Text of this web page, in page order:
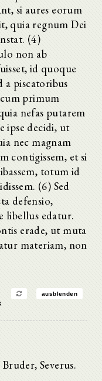
si aures eorum
quia regnum Dei
(4)
non ab
id quoque
a piscatoribus
primum
nefas putarem
ipse decidi, ut
nec magnam
contigissem, et si
totum id
(6) Sed
defensio,
libellus edatur.
erade, ut muta
materiam, non
ausblenden
Severus.